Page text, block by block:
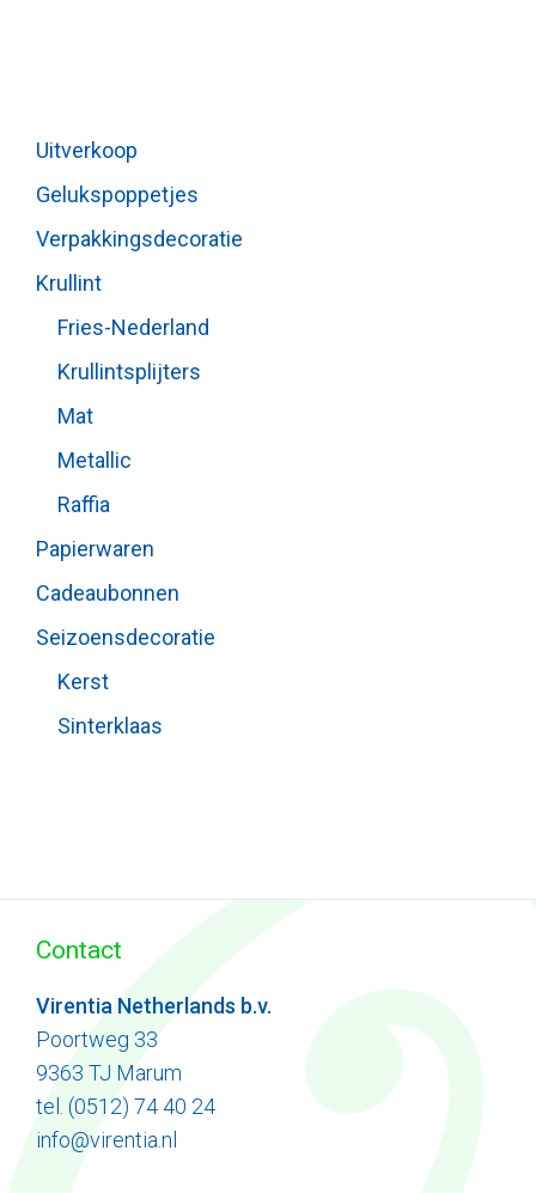
Uitverkoop
Gelukspoppetjes
Verpakkingsdecoratie
Krullint
Fries-Nederland
Krullintsplijters
Mat
Metallic
Raffia
Papierwaren
Cadeaubonnen
Seizoensdecoratie
Kerst
Sinterklaas
Contact
Virentia Netherlands b.v.
Poortweg 33
9363 TJ Marum
tel. (0512) 74 40 24
info@virentia.nl